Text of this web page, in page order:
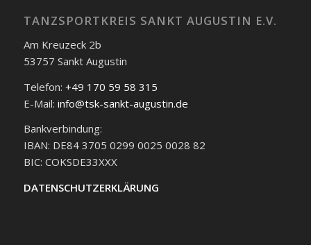
TANZSPORTKREIS SANKT AUGUSTIN E.V.
Am Kreuzeck 2b
53757 Sankt Augustin
Telefon: +49 170 59 58 315
E-Mail: info@tsk-sankt-augustin.de
Bankverbindung:
IBAN: DE84 3705 0299 0025 0028 82
BIC: COKSDE33XXX
DATENSCHUTZERKLÄRUNG